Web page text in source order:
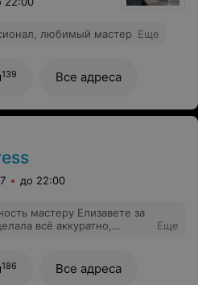
любимый мастер Еще
139 Все адреса
до 22:00
мастеру Елизавете за
всё аккуратно,
Еще
186 Все адреса